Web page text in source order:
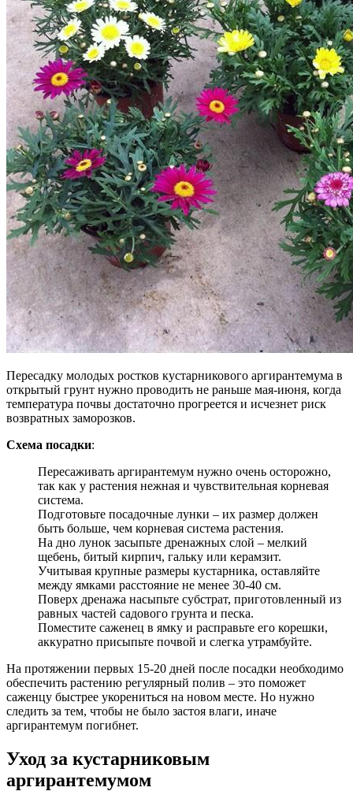
Пересадку молодых ростков кустарникового аргирантемума в
открытый грунт нужно проводить не раньше мая-июня, когда
температура почвы достаточно прогреется и исчезнет риск
возвратных заморозков.
Схема посадки:
Пересаживать аргирантемум нужно очень осторожно,
так как у растения нежная и чувствительная корневая
система.
Подготовьте посадочные лунки – их размер должен
быть больше, чем корневая система растения.
На дно лунок засыпьте дренажных слой – мелкий
щебень, битый кирпич, гальку или керамзит.
Учитывая крупные размеры кустарника, оставляйте
между ямками расстояние не менее 30-40 см.
Поверх дренажа насыпьте субстрат, приготовленный из
равных частей садового грунта и песка.
Поместите саженец в ямку и расправьте его корешки,
аккуратно присыпьте почвой и слегка утрамбуйте.
На протяжении первых 15-20 дней после посадки необходимо
обеспечить растению регулярный полив – это поможет
саженцу быстрее укорениться на новом месте. Но нужно
следить за тем, чтобы не было застоя влаги, иначе
аргирантемум погибнет.
Уход за кустарниковым
аргирантемумом